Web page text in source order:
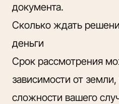
документа.
Сколько ждать
деньги
Срок рассмотрения
зависимости от земли,
сложности вашего